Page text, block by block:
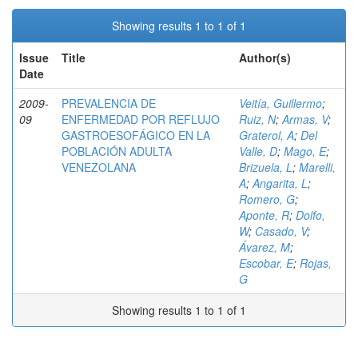
Showing results 1 to 1 of 1
Issue
Date
Title Author(s)
2009-
09
PREVALENCIA DE
ENFERMEDAD POR REFLUJO
GASTROESOFÁGICO EN LA
POBLACIÓN ADULTA
VENEZOLANA
Veitía, Guillermo;
Ruiz, N;Armas, V;
Graterol, A; Del
Valle, D; Mago, E;
Brizuela, L; Marelli,
A;Angarita, L;
Romero, G;
Aponte, R; Dolfo,
W; Casado, V;
Ávarez, M;
Escobar, E; Rojas,
G
Showing results 1 to 1 of 1